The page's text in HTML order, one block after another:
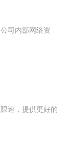
司内部网络资
速，提供更好的